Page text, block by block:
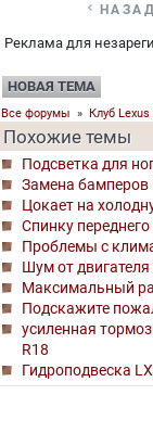
 НАЗАД
Реклама для
НОВАЯ ТЕМА
Все форумы » Клуб Lexus
Похожие темы
Подсветка для
Замена бамперов
Цокает на
Спинку
Проблемы с
Шум от
Максимальный
Подскажите
усиленная
R18
Гидроподвеска